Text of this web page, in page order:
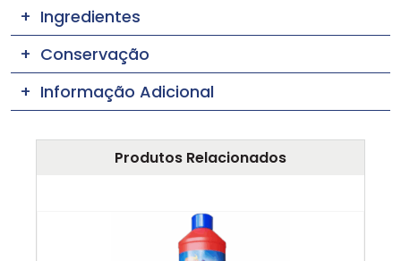
Ingredientes
Conservação
Informação Adicional
Produtos Relacionados